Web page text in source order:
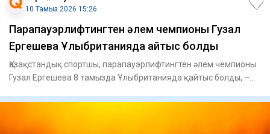
10 Тамыз 2026 15:26
Парапауэрлифтингтен әлем чемпионы Гузал
Ергешева Ұлыбританияда қайтыс болды
Қазақстандық спортшы, парапауэрлифтингтен әлем чемпионы
Гузал Ергешева 8 тамызда Ұлыбританияда қайтыс болды, –